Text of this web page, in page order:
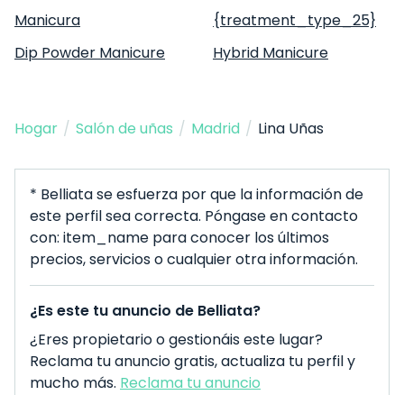
Manicura
{treatment_type_25}
Dip Powder Manicure
Hybrid Manicure
Hogar / Salón de uñas / Madrid / Lina Uñas
* Belliata se esfuerza por que la información de
este perfil sea correcta. Póngase en contacto
con: item_name para conocer los últimos
precios, servicios o cualquier otra información.
¿Es este tu anuncio de Belliata?
¿Eres propietario o gestionáis este lugar?
Reclama tu anuncio gratis, actualiza tu perfil y
mucho más. Reclama tu anuncio